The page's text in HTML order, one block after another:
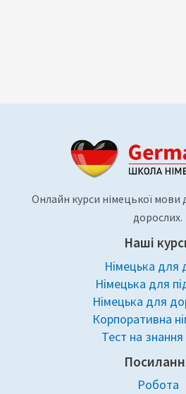
Онлайн курси німецької мови
дорослих.
Наші
Німецька для
Німецька для
Німецька для
Корпоративна
Тест на
Робота